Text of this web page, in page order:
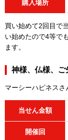
購入場所
買い始めて2回目で
い始めたので4等で
ます。
神様、仏様、ご
マーシーハピネスさ
当せん金額
開催回